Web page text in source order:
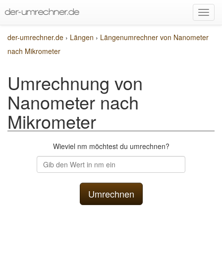
der-umrechner.de › Längen › Längenumrechner von Nanometer
nach Mikrometer
Umrechnung von
Nanometer nach
Mikrometer
Wieviel nm möchtest du umrechnen?